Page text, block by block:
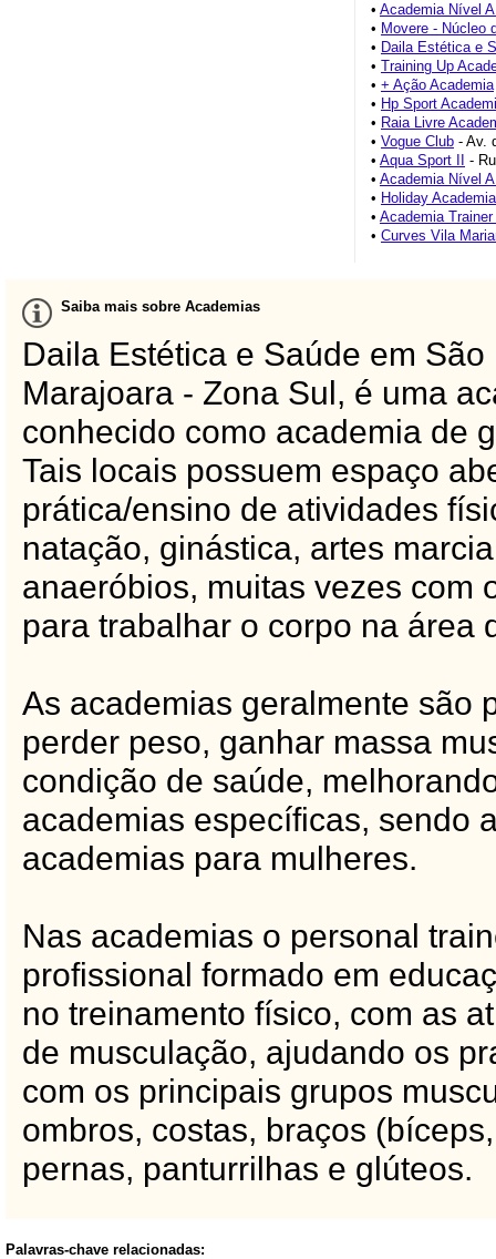
• Academia Nível
• Movere - Núcleo
• Daila Estética e
• Training Up
• + Ação Academia
• Hp Sport
• Raia Livre
• Vogue Club - Av.
• Aqua Sport II
-
• Academia Nível
• Holiday Academia
• Academia
• Curves Vila
Saiba mais sobre Academias
Daila Estética e Saúde em
Marajoara - Zona Sul, é uma
conhecido como academia de
Tais locais possuem espaço
prática/ensino de atividades
natação, ginástica, artes
anaeróbios, muitas vezes com
para trabalhar o corpo na área
As academias geralmente são
perder peso, ganhar massa
condição de saúde,
academias específicas, sendo
academias para mulheres.
Nas academias o personal
profissional formado em
no treinamento físico, com as
de musculação, ajudando os
com os principais grupos
ombros, costas, braços
pernas, panturrilhas e glúteos.
Palavras-chave relacionadas: